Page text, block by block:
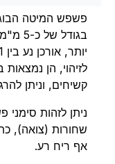
פשפש המיטה
לזיהוי, הן
קשיחים, וניתן
ניתן לזהות
שחורות (צואה),
אף ריח רע.